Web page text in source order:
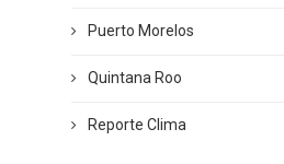
Puerto Morelos
Quintana Roo
Reporte Clima